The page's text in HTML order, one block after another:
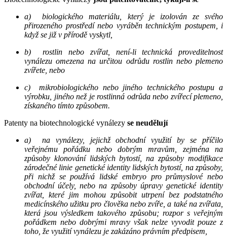
a) biologického materiálu, který je izolován ze svého
přirozeného prostředí nebo vyráběn technickým postupem, i
když se již v přírodě vyskytl,
b) rostlin nebo zvířat, není-li technická proveditelnost
vynálezu omezena na určitou odrůdu rostlin nebo plemeno
zvířete, nebo
c) mikrobiologického nebo jiného technického postupu a
výrobku, jiného než je rostlinná odrůda nebo zvířecí plemeno,
získaného tímto způsobem.
Patenty na biotechnologické vynálezy se neudělují
a) na vynálezy, jejichž obchodní využití by se příčilo
veřejnému pořádku nebo dobrým mravům, zejména na
způsoby klonování lidských bytostí, na způsoby modifikace
zárodečné linie genetické identity lidských bytostí, na způsoby,
při nichž se používá lidské embryo pro průmyslové nebo
obchodní účely, nebo na způsoby úpravy genetické identity
zvířat, které jim mohou způsobit utrpení bez podstatného
medicínského užitku pro člověka nebo zvíře, a také na zvířata,
která jsou výsledkem takového způsobu; rozpor s veřejným
pořádkem nebo dobrými mravy však nelze vyvodit pouze z
toho, že využití vynálezu je zakázáno právním předpisem,